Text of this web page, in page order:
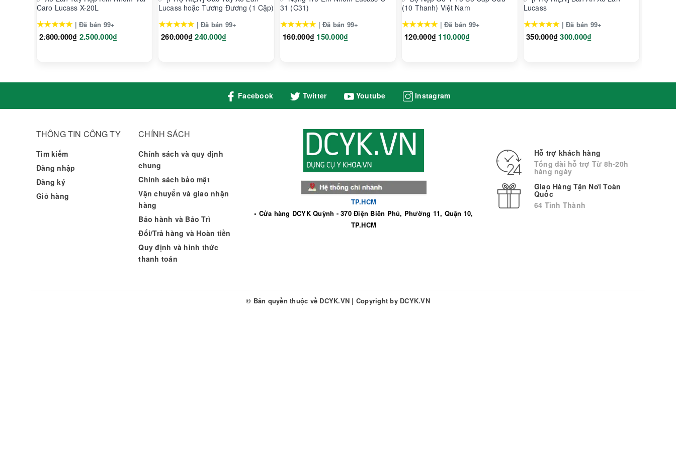
• Nhà máy sản xuất đạt ISO 13485 – Hệ thống quản lý chất lượng Thiết bị y tế
Sản phẩm Khẩu trang Y tế của Công ty Cổ phần Wakamono đã và đang đạt tiêu chuẩn xuất khẩu vào các thị trường khó tính hàng đầu thế giới như: Mỹ, Ý, Bồ Đào Nha, Úc, New
chuyển, phụ phí hàng cồng kềnh, ...
Số 5 Đường số 18, Phường Bình Trưng Đông, Thành phố Thủ Đức, Thành phố Hồ Chí Minh
Caro Lucass X-20L
★★★★★ | Đã bán 99+
2.800.000₫ 2.500.000₫
Lucass hoặc Tương Đương (1 Cặp)
★★★★★ | Đã bán 99+
260.000₫240.000₫
31 (C31)
★★★★★ | Đã bán 99+
160.000₫ 150.000₫
(10 Thanh) Việt Nam
★★★★★ | Đã bán 99+
120.000₫ 110.000₫
Lucass
★★★★★ | Đã bán 99+
350.000₫300.000₫
Facebook Twitter Youtube Instagram
THÔNG TIN CÔNG TY
Tìm kiếm
Đăng nhập
Đăng ký
Giỏ hàng
CHÍNH SÁCH
Chính sách và quy định
chung
Chính sách bảo mật
Vận chuyển và giao nhận
hàng
Bảo hành và Bảo Trì
Đổi/Trả hàng và Hoàn tiền
Quy định và hình thức
thanh toán
TP.HCM
• Cửa hàng DCYK Quỳnh - 370 Điện Biên Phủ, Phường 11, Quận 10,
TP.HCM
Hỗ trợ khách hàng
Tổng đài hỗ trợ Từ 8h-20h
hàng ngày
Giao Hàng Tận Nơi Toàn
Quốc
64 Tỉnh Thành
© Bản quyền thuộc về DCYK.VN | Copyright by DCYK.VN